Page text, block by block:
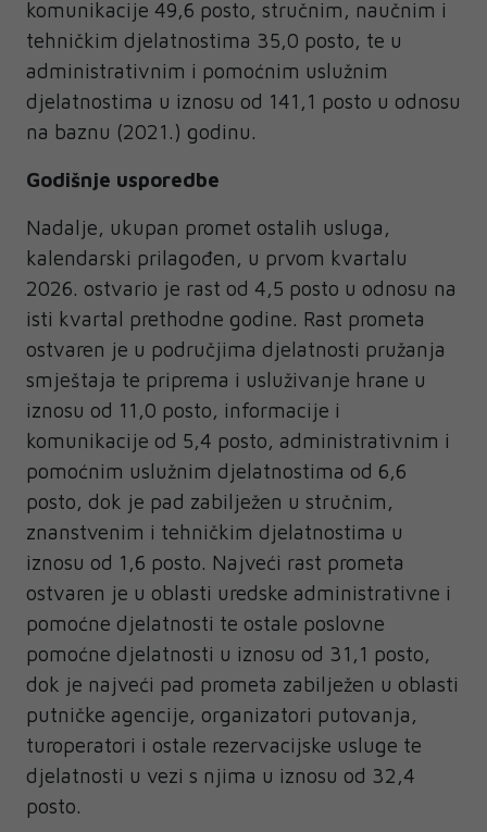
komunikacije 49,6 posto, stručnim, naučnim i
tehničkim djelatnostima 35,0 posto, te u
administrativnim i pomoćnim uslužnim
djelatnostima u iznosu od 141,1 posto u odnosu
na baznu (2021.) godinu.
Godišnje usporedbe
Nadalje, ukupan promet ostalih usluga,
kalendarski prilagođen, u prvom kvartalu
2026. ostvario je rast od 4,5 posto u odnosu na
isti kvartal prethodne godine. Rast prometa
ostvaren je u područjima djelatnosti pružanja
smještaja te priprema i usluživanje hrane u
iznosu od 11,0 posto, informacije i
komunikacije od 5,4 posto, administrativnim i
pomoćnim uslužnim djelatnostima od 6,6
posto, dok je pad zabilježen u stručnim,
znanstvenim i tehničkim djelatnostima u
iznosu od 1,6 posto. Najveći rast prometa
ostvaren je u oblasti uredske administrativne i
pomoćne djelatnosti te ostale poslovne
pomoćne djelatnosti u iznosu od 31,1 posto,
dok je najveći pad prometa zabilježen u oblasti
putničke agencije, organizatori putovanja,
turoperatori i ostale rezervacijske usluge te
djelatnosti u vezi s njima u iznosu od 32,4
posto.